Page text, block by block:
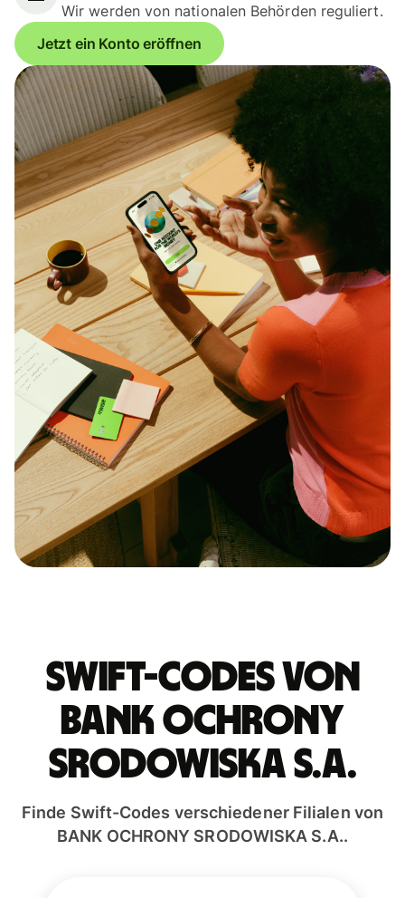
Wir werden von nationalen Behörden reguliert.
Jetzt ein Konto eröffnen
Swift-Codes von
BANK OCHRONY
SRODOWISKA S.A.
Finde Swift-Codes verschiedener Filialen von
BANK OCHRONY SRODOWISKA S.A..